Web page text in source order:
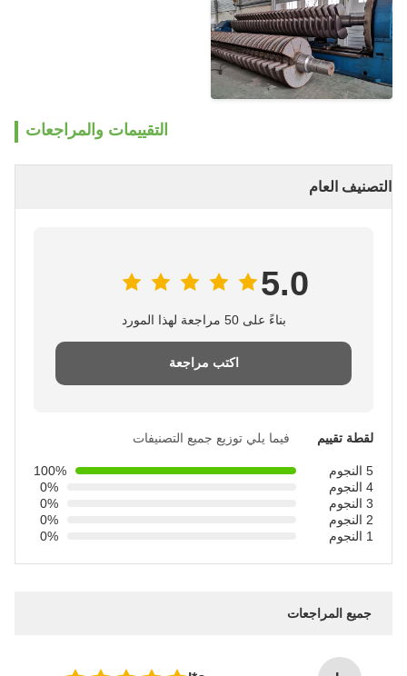
التقييمات والمراجعات
التصنيف العام
5.0
بناءً على 50 مراجعة لهذا المورد
اكتب مراجعة
لقطة تقييم فيما يلي توزيع جميع التصنيفات
5 النجوم
100%
4 النجوم
0%
0%
0%
0%
جميع المراجعات